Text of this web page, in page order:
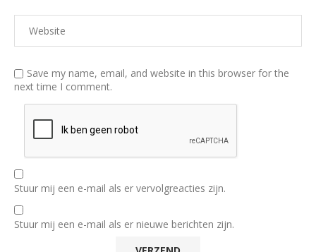
Save my name, email, and website in this browser for the
next time I comment.
Stuur mij een e-mail als er vervolgreacties zijn.
Stuur mij een e-mail als er nieuwe berichten zijn.